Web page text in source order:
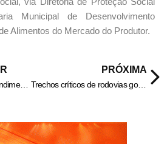
Municipal de Desenvolvimento
Alimentos do Mercado do Produtor.
INSS libera extrato de rendimentos para declaração de IRPF
PRÓXIMA
Trechos críticos de rodovias goianas são recuperados